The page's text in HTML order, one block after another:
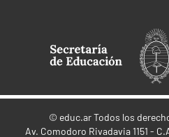
© educ.arTodos los
Av. Comodoro Rivadavia 1151 -